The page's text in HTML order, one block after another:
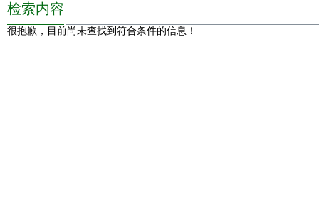
检索内容
很抱歉，目前尚未查找到符合条件的信息！